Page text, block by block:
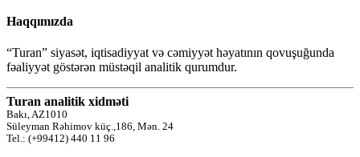
Haqqımızda
“Turan” siyasət, iqtisadiyyat və cəmiyyət həyatının qovuşuğunda
fəaliyyət göstərən müstəqil analitik qurumdur.
Turan analitik xidməti
Bakı, AZ1010
Süleyman Rəhimov küç.,186, Mən. 24
Tel.: (+99412) 440 11 96